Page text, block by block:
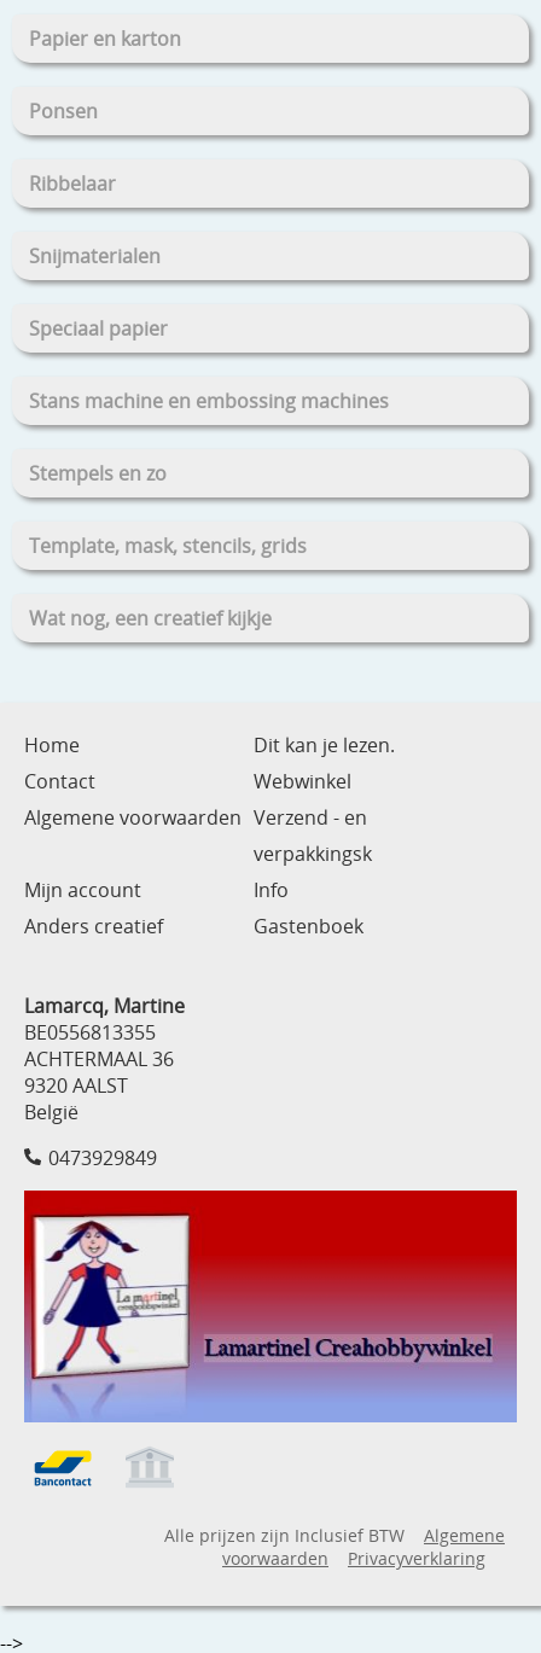
Papier en karton
Ponsen
Ribbelaar
Snijmaterialen
Speciaal papier
Stans machine en embossing machines
Stempels en zo
Template, mask, stencils, grids
Wat nog, een creatief kijkje
Home
Dit kan je lezen.
Contact
Webwinkel
Algemene voorwaarden Verzend - en
verpakkingsk
Mijn account
Info
Anders creatief
Gastenboek
Lamarcq, Martine
BE0556813355
ACHTERMAAL 36
9320 AALST
België
0473929849
Alle prijzen zijn Inclusief BTW
Algemene
voorwaarden
Privacyverklaring
-->